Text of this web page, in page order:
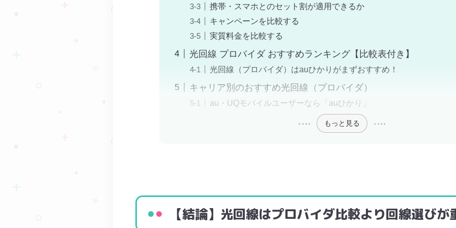
携帯・スマホとのセット割が適用できるか
キャンペーンを比較する
実質料金を比較する
光回線 プロバイダ おすすめランキング【比較表付き】
光回線（プロバイダ）はauひかりがまずおすすめ！
キャリア別のおすすめ光回線（プロバイダ）
au・UQモバイルユーザーなら「auひかり」
もっと見る
【結論】光回線はプロバイダ比較より回線選びが